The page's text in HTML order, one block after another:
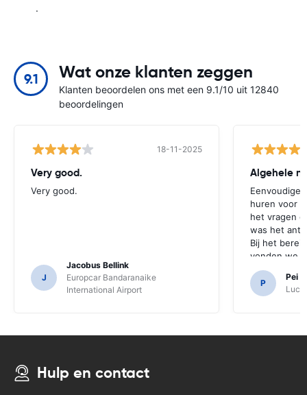
.
9.1 Wat onze klanten zeggen
Klanten beoordelen ons met een 9.1/10 uit 12840
beoordelingen
18-11-2025
Very good.
Very good.
J
Jacobus Bellink
Europcar Bandaranaike
International Airport
Algehele
Eenvoudige
huren voor
het vragen
was het
Bij het
vonden we
kwam.Het
we hadden
kopen,
P
Pei
Hulp en contact